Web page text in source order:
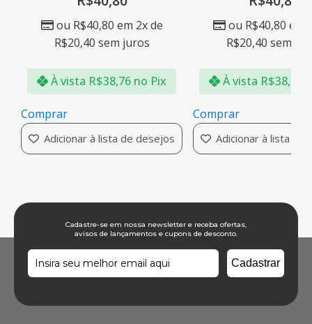
ou R$40,80 em 2x de
R$20,40 sem juros
À vista R$38,76 no Pix
Comprar
Adicionar à lista de desejos
ou R$40,80 em
R$20,40 sem
À vista R$38,76
Comprar
Adicionar à lista de
Cadastre-se em nossa newsletter e receba ofertas,
avisos de lançamentos e cupons de desconto.